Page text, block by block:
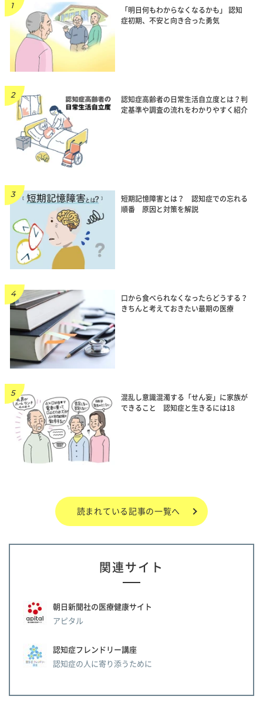
「明日何もわからなくなるかも」 認知
症初期、不安と向き合った勇気
認知症高齢者の日常生活自立度とは？判
定基準や調査の流れをわかりやすく紹介
短期記憶障害とは？ 認知症での忘れる
順番 原因と対策を解説
口から食べられなくなったらどうする？
きちんと考えておきたい最期の医療
混乱し意識混濁する「せん妄」に家族が
できること 認知症と生きるには18
読まれている記事の一覧へ
関連サイト
朝日新聞社の医療健康サイト
アピタル
認知症フレンドリー講座
認知症の人に寄り添うために